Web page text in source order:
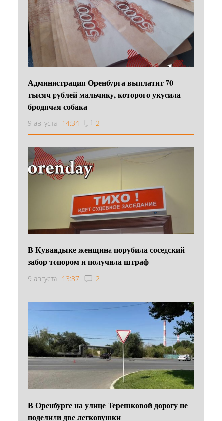
Администрация Оренбурга выплатит 70
тысяч рублей мальчику, которого укусила
бродячая собака
9 августа 14:34 2
В Кувандыке женщина порубила соседский
забор топором и получила штраф
9 августа 13:37 2
В Оренбурге на улице Терешковой дорогу не
поделили две легковушки